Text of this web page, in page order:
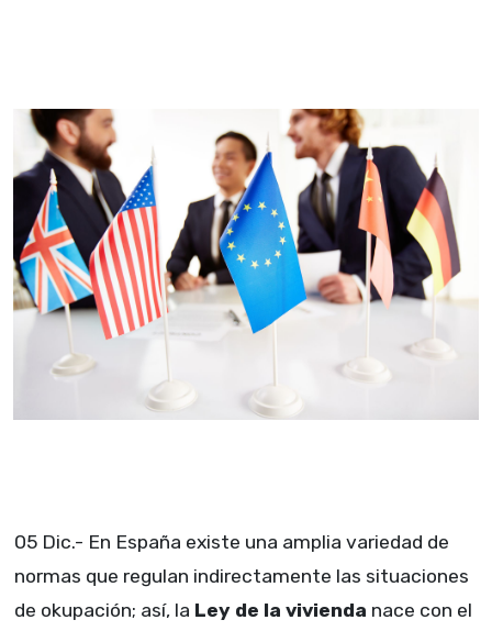
05 Dic.- En España existe una amplia variedad de
normas que regulan indirectamente las situaciones
de okupación; así, la Ley de la vivienda nace con el